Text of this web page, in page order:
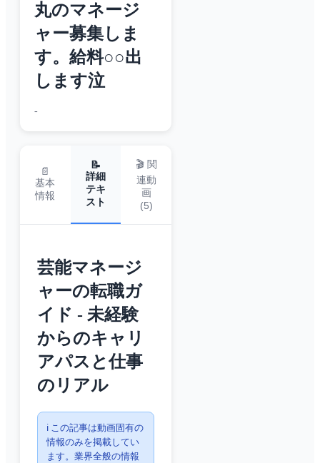
丸のマネージ
ャー募集しま
す。給料○○出
します泣
-
📄
基本
情報
📝
詳細
テキ
スト
🎬 関
連動
画
(5)
芸能マネージ
ャーの転職ガ
イド - 未経験
からのキャリ
アパスと仕事
のリアル
ℹ️ この記事は動画固有の
情報のみを掲載してい
ます。業界全般の情報